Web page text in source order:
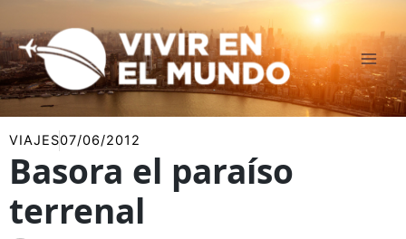
al
contenido
VIAJES07/06/2012
Basora el paraíso
terrenal